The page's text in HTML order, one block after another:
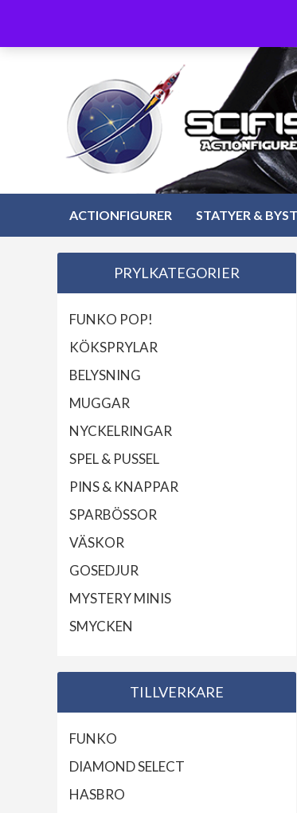
innehåll
Öppet
ACTIONFIGURER STATYER &
PRYLKATEGORIER
FUNKO POP!
KÖKSPRYLAR
BELYSNING
MUGGAR
NYCKELRINGAR
SPEL & PUSSEL
PINS & KNAPPAR
SPARBÖSSOR
VÄSKOR
GOSEDJUR
MYSTERY MINIS
SMYCKEN
TILLVERKARE
FUNKO
DIAMOND SELECT
HASBRO